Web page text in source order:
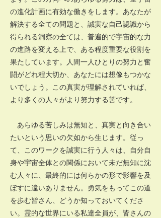
の進化計画に有効な働きをします。あなたが
解決する全ての問題と、誠実な自己認識から
得られる洞察の全ては、普遍的で宇宙的な力
の進路を変える上で、ある程度重要な役割を
果たしています。人間一人ひとりの努力と奮
闘がどれ程大切か、あなたには想像もつかな
いでしょう。この真実が理解されていれば、
より多くの人々がより努力する筈です。
あらゆる苦しみは無知と、真実と向き合い
たいという思いの欠如から生じます。従っ
て、このワークを誠実に行う人々は、自分自
身や宇宙全体との関係において未だ無知に沈
む人々に、最終的には何らかの形で影響を及
ぼすに違いありません。勇気をもってこの道
を歩む皆さん、どうか知っておいてくださ
い。霊的な世界にいる私達全員が、皆さんの